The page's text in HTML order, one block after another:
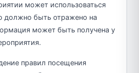
может использоваться
должно быть отражено на
может быть получена у
правил посещения